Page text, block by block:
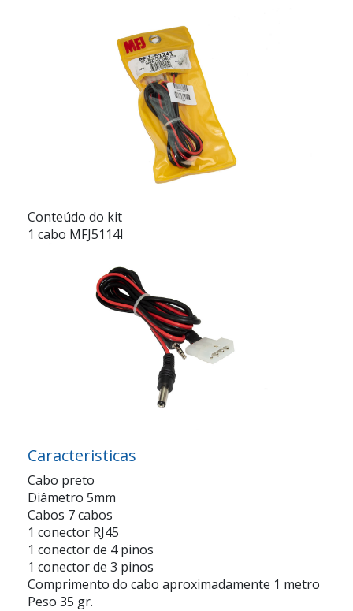
Conteúdo do kit
1 cabo MFJ5114I
Caracteristicas
Cabo preto
Diâmetro 5mm
Cabos 7 cabos
1 conector RJ45
1 conector de 4 pinos
1 conector de 3 pinos
Comprimento do cabo aproximadamente 1 metro
Peso 35 gr.